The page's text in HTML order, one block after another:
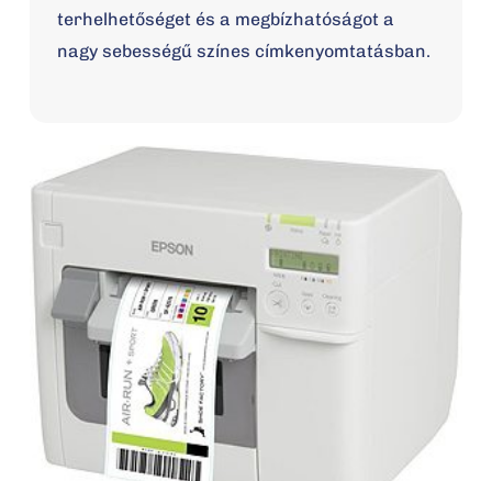
terhelhetőséget és a megbízhatóságot a
nagy sebességű színes címkenyomtatásban.